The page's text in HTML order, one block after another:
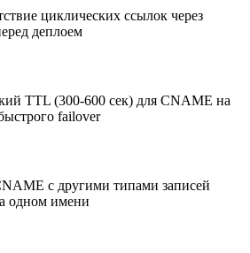
циклических ссылок через
деплоем
TTL (300-600 сек) для CNAME на
failover
с другими типами записей
одном имени